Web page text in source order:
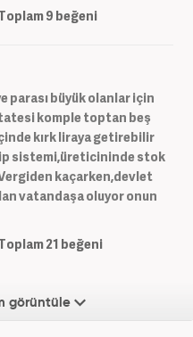
9 beğeni
parası büyük olanlar için
komple toptan beş
kırk liraya getirebilir
sistemi,üreticininde stok
Vergiden kaçarken,devlet
vatandaşa oluyor onun
21 beğeni
görüntüle